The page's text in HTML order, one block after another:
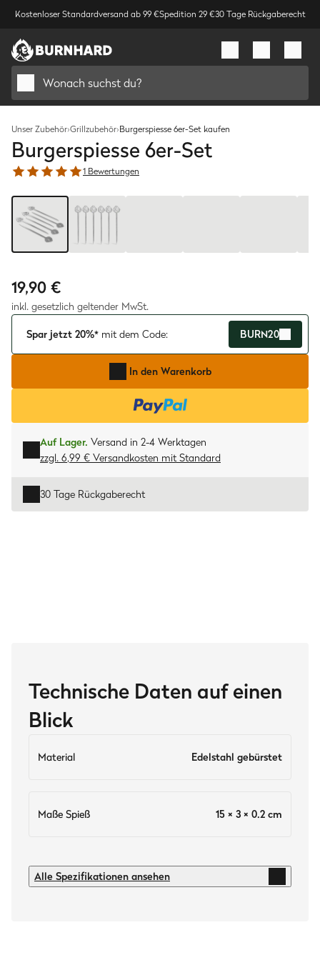
Kostenloser Standardversand ab 99 €Spedition 29 €30 Tage Rückgaberecht
Wonach suchst du?
Unser Zubehör›Grillzubehör›Burgerspiesse 6er-Set kaufen
Burgerspiesse 6er-Set
1 Bewertungen
Bild1
19,90 €
inkl. gesetzlich geltender MwSt.
Spar jetzt 20%* mit dem Code: BURN20
In den Warenkorb
Auf Lager. Versand in 2-4 Werktagen
zzgl. 6,99 € Versandkosten mit Standard
30 Tage Rückgaberecht
Technische Daten auf einen
Blick
Material Edelstahl gebürstet
Maße Spieß 15 × 3 × 0.2 cm
Technische Daten
Alle Spezifikationen ansehen